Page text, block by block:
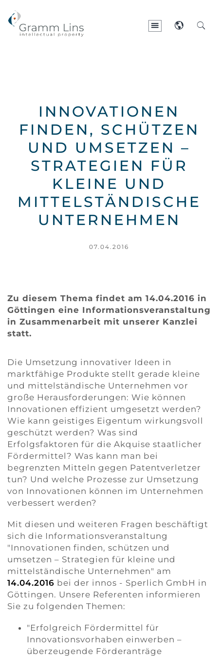
INNOVATIONEN
FINDEN, SCHÜTZEN
UND UMSETZEN –
STRATEGIEN FÜR
KLEINE UND
MITTELSTÄNDISCHE
UNTERNEHMEN
07.04.2016
Zu diesem Thema findet am 14.04.2016 in
Göttingen eine Informationsveranstaltung
in Zusammenarbeit mit unserer Kanzlei
statt.
Die Umsetzung innovativer Ideen in
marktfähige Produkte stellt gerade kleine
und mittelständische Unternehmen vor
große Herausforderungen: Wie können
Innovationen effizient umgesetzt werden?
Wie kann geistiges Eigentum wirkungsvoll
geschützt werden? Was sind
Erfolgsfaktoren für die Akquise staatlicher
Fördermittel? Was kann man bei
begrenzten Mitteln gegen Patentverletzer
tun? Und welche Prozesse zur Umsetzung
von Innovationen können im Unternehmen
verbessert werden?
Mit diesen und weiteren Fragen beschäftigt
sich die Informationsveranstaltung
"Innovationen finden, schützen und
umsetzen – Strategien für kleine und
mittelständische Unternehmen" am
14.04.2016 bei der innos - Sperlich GmbH in
Göttingen. Unsere Referenten informieren
Sie zu folgenden Themen:
"Erfolgreich Fördermittel für
Innovationsvorhaben einwerben –
überzeugende Förderanträge